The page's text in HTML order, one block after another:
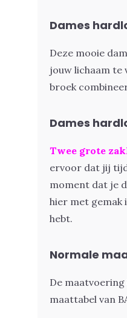
Dames
Deze mooie
jouw lichaam te
broek
Dames
Twee grote
ervoor dat jij
moment dat je
hier met gemak
hebt.
Normale
De
maattabel van